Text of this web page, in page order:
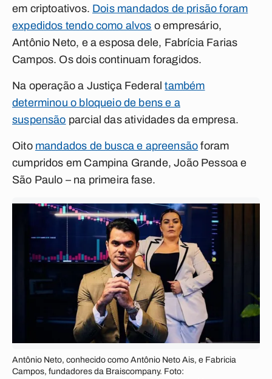
em criptoativos. Dois mandados de prisão foram
expedidos tendo como alvos o empresário,
Antônio Neto, e a esposa dele, Fabrícia Farias
Campos. Os dois continuam foragidos.
Na operação a Justiça Federaltambém
determinou o bloqueio de bens e a
suspensão parcial das atividades da empresa.
Oito mandados de busca e apreensão foram
cumpridos em Campina Grande, João Pessoa e
São Paulo – na primeira fase.
Antônio Neto, conhecido como Antônio Neto Ais, e Fabricia
Campos, fundadores da Braiscompany. Foto: